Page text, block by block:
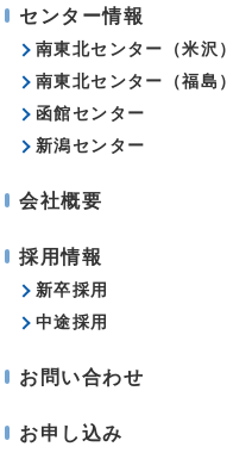
センター情報
南東北センター（米沢）
南東北センター（福島）
函館センター
新潟センター
会社概要
採用情報
新卒採用
中途採用
お問い合わせ
お申し込み